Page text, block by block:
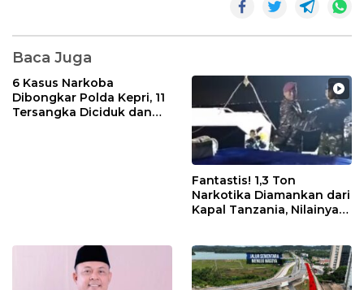
Baca Juga
6 Kasus Narkoba
Dibongkar Polda Kepri, 11
Tersangka Diciduk dan
Fantastis! 1,3 Ton
Narkotika Diamankan dari
Kapal Tanzania, Nilainya